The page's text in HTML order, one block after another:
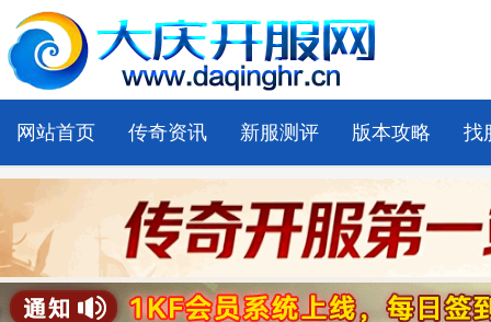
网站首页 传奇资讯 新服测评 版本攻略 找